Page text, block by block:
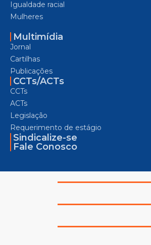
Igualdade racial
Mulheres
Multimídia
Jornal
Cartilhas
Publicações
CCTs/ACTs
CCTs
ACTs
Legislação
Requerimento de estágio
Sindicalize-se
Fale Conosco